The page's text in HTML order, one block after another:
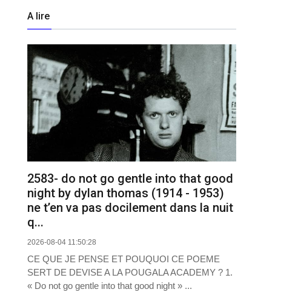
A lire
2583- do not go gentle into that good
night by dylan thomas (1914 - 1953)
ne t’en va pas docilement dans la nuit
q...
2026-08-04 11:50:28
CE QUE JE PENSE ET POUQUOI CE POEME
SERT DE DEVISE A LA POUGALA ACADEMY ? 1.
« Do not go gentle into that good night » ...